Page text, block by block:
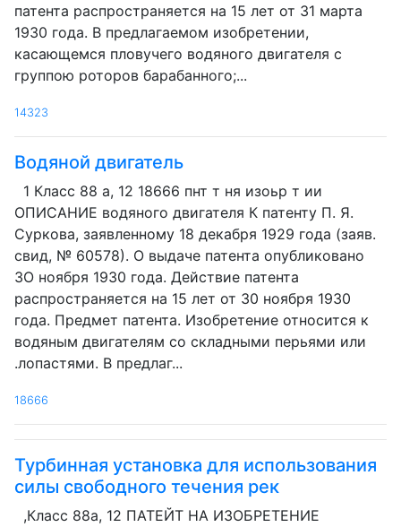
патента распространяется на 15 лет от 31 марта
1930 года. В предлагаемом изобретении,
касающемся пловучего водяного двигателя с
группою роторов барабанного;...
14323
Водяной двигатель
1 Класс 88 а, 12 18666 пнт т ня изоьр т ии
ОПИСАНИЕ водяного двигателя К патенту П. Я.
Суркова, заявленному 18 декабря 1929 года (заяв.
свид, № 60578). О выдаче патента опубликовано
ЗО ноября 1930 года. Действие патента
распространяется на 15 лет от 30 ноября 1930
года. Предмет патента. Изобретение относится к
водяным двигателям со складными перьями или
.лопастями. В предлаг...
18666
Турбинная установка для использования
силы свободного течения рек
,Класс 88а, 12 ПАТЕЙТ НА ИЗОБРЕТЕНИЕ